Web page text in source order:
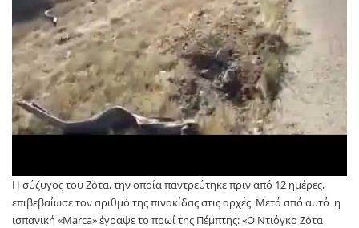
Η σύζυγος του Ζότα, την οποία παντρεύτηκε πριν από 12 ημέρες,
επιβεβαίωσε τον αριθμό της πινακίδας στις αρχές. Mετά από αυτό η
ισπανική «Marca» έγραψε το πρωί της Πέμπτης: «Ο Ντιόγκο Ζότα